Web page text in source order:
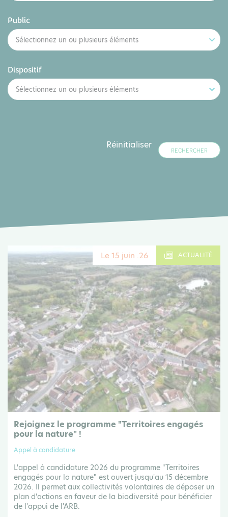
Public
Sélectionnez un ou plusieurs éléments
Dispositif
Sélectionnez un ou plusieurs éléments
Réinitialiser RECHERCHER
Le 15 juin .26 ACTUALITÉ
Rejoignez le programme "Territoires engagés
pour la nature" !
Appel à candidature
L'appel à candidature 2026 du programme "Territoires
engagés pour la nature" est ouvert jusqu'au 15 décembre
2026. Il permet aux collectivités volontaires de déposer un
plan d'actions en faveur de la biodiversité pour bénéficier
de l'appui de l'ARB.